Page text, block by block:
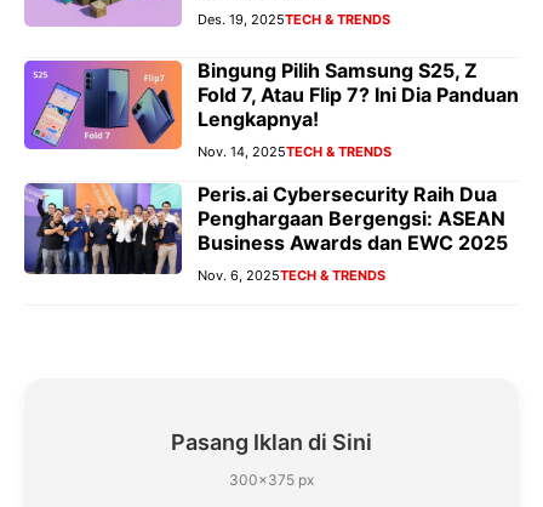
Des. 19, 2025TECH & TRENDS
Bingung Pilih Samsung S25, Z
Fold 7, Atau Flip 7? Ini Dia Panduan
Lengkapnya!
Nov. 14, 2025TECH & TRENDS
Peris.ai Cybersecurity Raih Dua
Penghargaan Bergengsi: ASEAN
Business Awards dan EWC 2025
Nov. 6, 2025TECH & TRENDS
Pasang Iklan di Sini
300×375 px